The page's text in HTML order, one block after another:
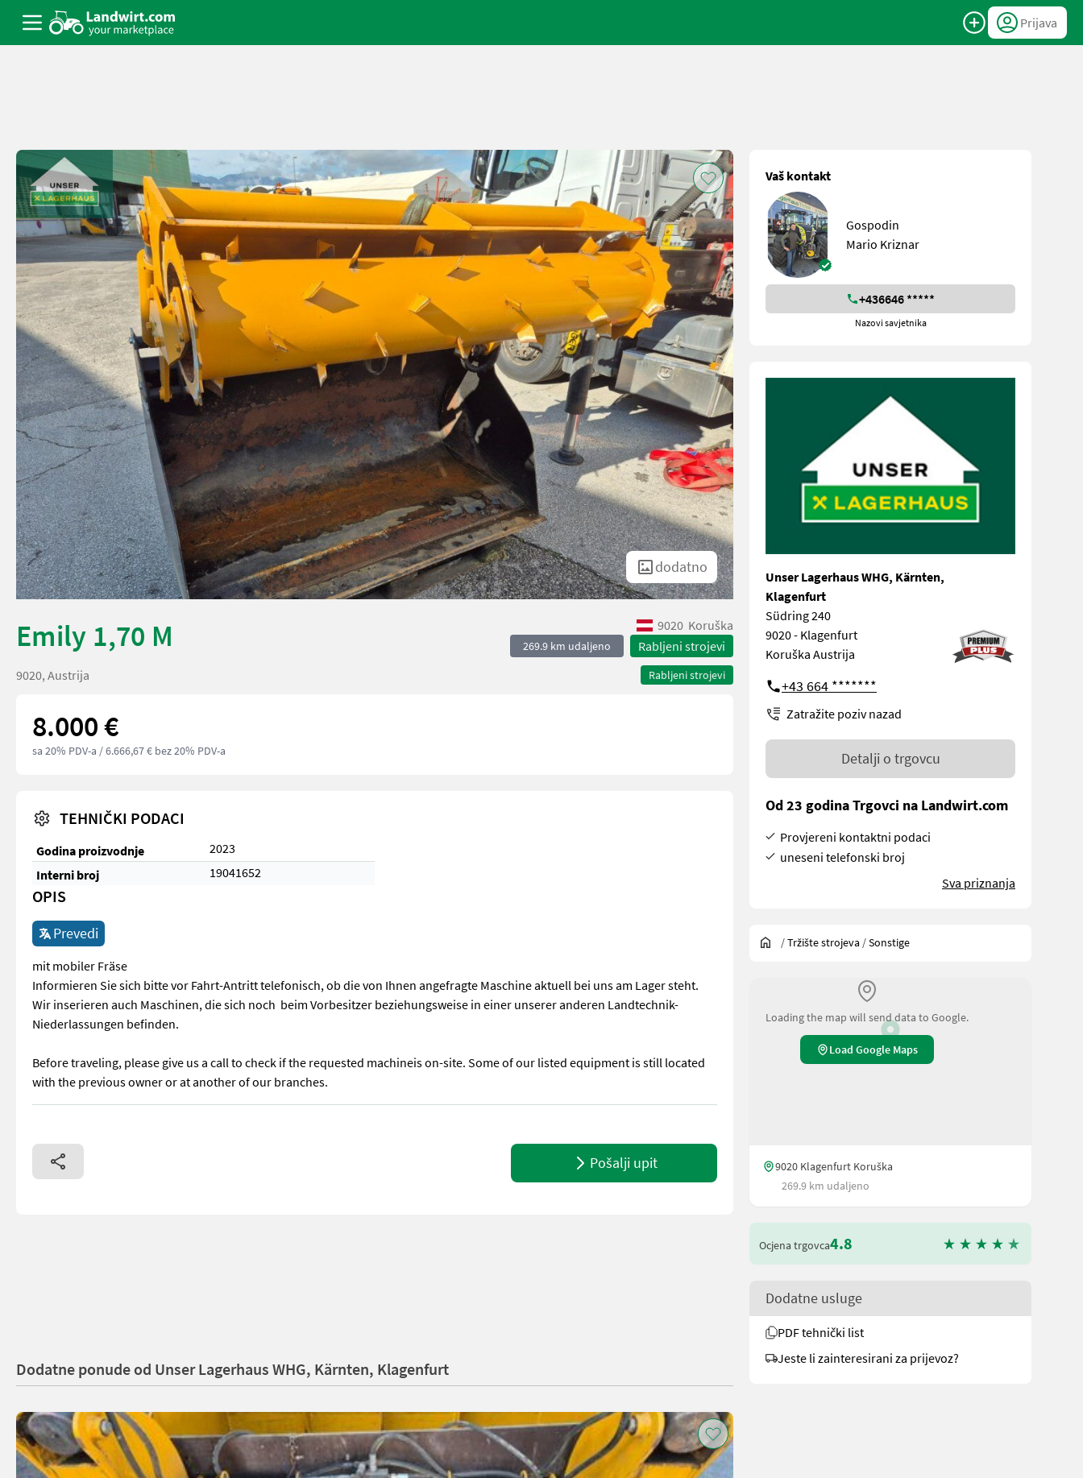
Prijava
dodatno
Emily 1,70 M 9020 Koruška
269.9 km udaljeno Rabljeni strojevi
Rabljeni strojevi
9020, Austrija
8.000 €
sa 20% PDV-a / 6.666,67 € bez 20% PDV-a
TEHNIČKI PODACI
Godina proizvodnje
2023
Interni broj
19041652
OPIS
Prevedi
mit mobiler Fräse
Informieren Sie sich bitte vor Fahrt-Antritt telefonisch, ob die von Ihnen angefragte Maschine aktuell bei uns am Lager steht.
Wir inserieren auch Maschinen, die sich noch beim Vorbesitzer beziehungsweise in einer unserer anderen Landtechnik-
Niederlassungen befinden.
Before traveling, please give us a call to check if the requested machineis on-site. Some of our listed equipment is still located
with the previous owner or at another of our branches.
mit mobiler Fräse Informieren Sie sich bitte vor Fahrt-Antritt telefonisch, ob die von Ihnen angefragte Maschine aktuell bei uns am Lager steht. Wir inserieren auch Maschinen, die sich noch
Pošalji upit
Vaš kontakt
Gospodin
Mario Kriznar
+436646 *****
Nazovi savjetnika
Unser Lagerhaus WHG, Kärnten,
Klagenfurt
Südring 240
9020 - Klagenfurt
Koruška Austrija
+43 664 *******
Zatražite poziv nazad
Detalji o trgovcu
Od 23 godina Trgovci na Landwirt.com
Provjereni kontaktni podaci
uneseni telefonski broj
Sva priznanja
/Tržište strojeva /Sonstige
Loading the map will send data to Google.
Load Google Maps
9020 Klagenfurt Koruška
269.9 km udaljeno
Ocjena trgovca4.8
Dodatne usluge
PDF tehnički list
Jeste li zainteresirani za prijevoz?
Dodatne ponude od Unser Lagerhaus WHG, Kärnten, Klagenfurt